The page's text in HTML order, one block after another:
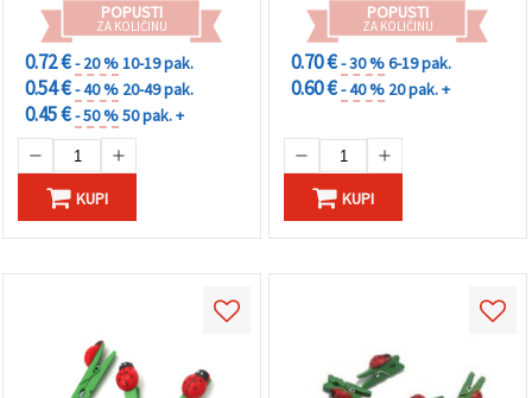
POPUSTI
ZA KOLIČINU
0.72 €- 20 %10-19 pak.
0.54 €- 40 % 20-49 pak.
0.45 €- 50 %50 pak. +
KUPI
POPUSTI
ZA KOLIČINU
0.70 €- 30 %6-19 pak.
0.60 €- 40 % 20 pak. +
KUPI